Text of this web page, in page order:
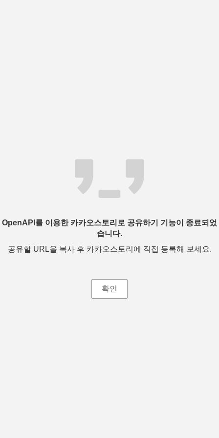
OpenAPI를 이용한 카카오스토리로 공유하기 기능이 종료되었
습니다.
공유할 URL을 복사 후 카카오스토리에 직접 등록해 보세요.
확인